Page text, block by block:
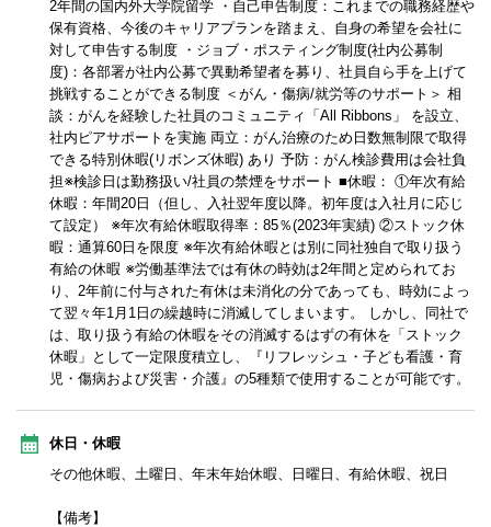
2年間の国内外大学院留学 ・自己申告制度：これまでの職務経歴や
保有資格、今後のキャリアプランを踏まえ、自身の希望を会社に
対して申告する制度 ・ジョブ・ポスティング制度(社内公募制
度)：各部署が社内公募で異動希望者を募り、社員自ら手を上げて
挑戦することができる制度 ＜がん・傷病/就労等のサポート＞ 相
談：がんを経験した社員のコミュニティ「All Ribbons」 を設立、
社内ピアサポートを実施 両立：がん治療のため日数無制限で取得
できる特別休暇(リボンズ休暇) あり 予防：がん検診費用は会社負
担※検診日は勤務扱い/社員の禁煙をサポート ■休暇： ①年次有給
休暇：年間20日（但し、入社翌年度以降。初年度は入社月に応じ
て設定） ※年次有給休暇取得率：85％(2023年実績) ②ストック休
暇：通算60日を限度 ※年次有給休暇とは別に同社独自で取り扱う
有給の休暇 ※労働基準法では有休の時効は2年間と定められてお
り、2年前に付与された有休は未消化の分であっても、時効によっ
て翌々年1月1日の繰越時に消滅してしまいます。 しかし、同社で
は、取り扱う有給の休暇をその消滅するはずの有休を「ストック
休暇」として一定限度積立し、『リフレッシュ・子ども看護・育
児・傷病および災害・介護』の5種類で使用することが可能です。
休日・休暇
その他休暇、土曜日、年末年始休暇、日曜日、有給休暇、祝日
【備考】